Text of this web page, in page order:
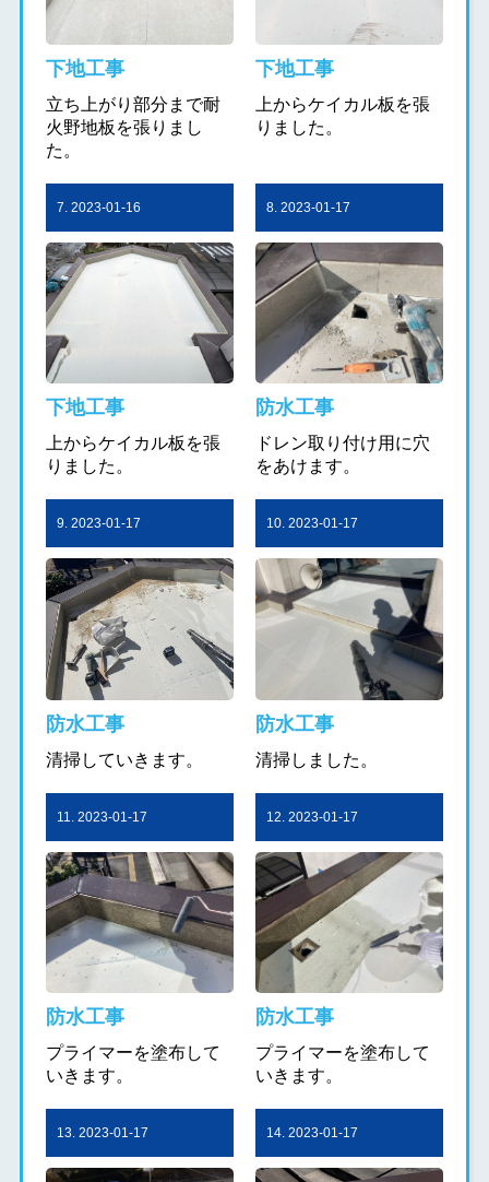
下地工事
立ち上がり部分まで耐
火野地板を張りまし
た。
下地工事
上からケイカル板を張
りました。
7. 2023-01-16
下地工事
上からケイカル板を張
りました。
8. 2023-01-17
防水工事
ドレン取り付け用に穴
をあけます。
9. 2023-01-17
防水工事
清掃していきます。
10. 2023-01-17
防水工事
清掃しました。
11. 2023-01-17
防水工事
プライマーを塗布して
いきます。
12. 2023-01-17
防水工事
プライマーを塗布して
いきます。
13. 2023-01-17 14. 2023-01-17